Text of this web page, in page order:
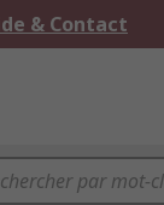
& Contact